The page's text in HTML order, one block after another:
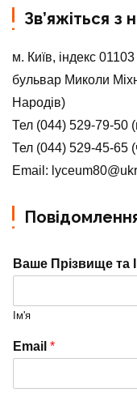
Зв’яжіться з
м. Київ, індекс 01103
бульвар Миколи
Народів)
Тел (044) 529-79-50
Тел (044) 529-45-65
Email:
Ваше Прізвище та
Ім'я
Email *